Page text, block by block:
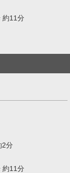
約11分
2分
約11分